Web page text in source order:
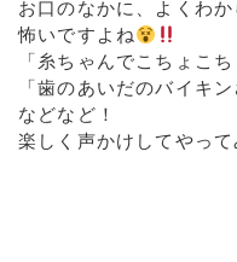
お口のなかに、よくわ
怖いですよね
「糸ちゃんでこちょこ
「歯のあいだのバイキ
などなど！
楽しく声かけしてやっ